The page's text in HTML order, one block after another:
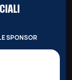
SPONSOR